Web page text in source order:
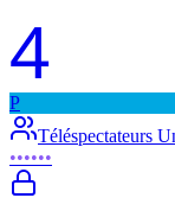
4
P
Téléspectateurs
••••••